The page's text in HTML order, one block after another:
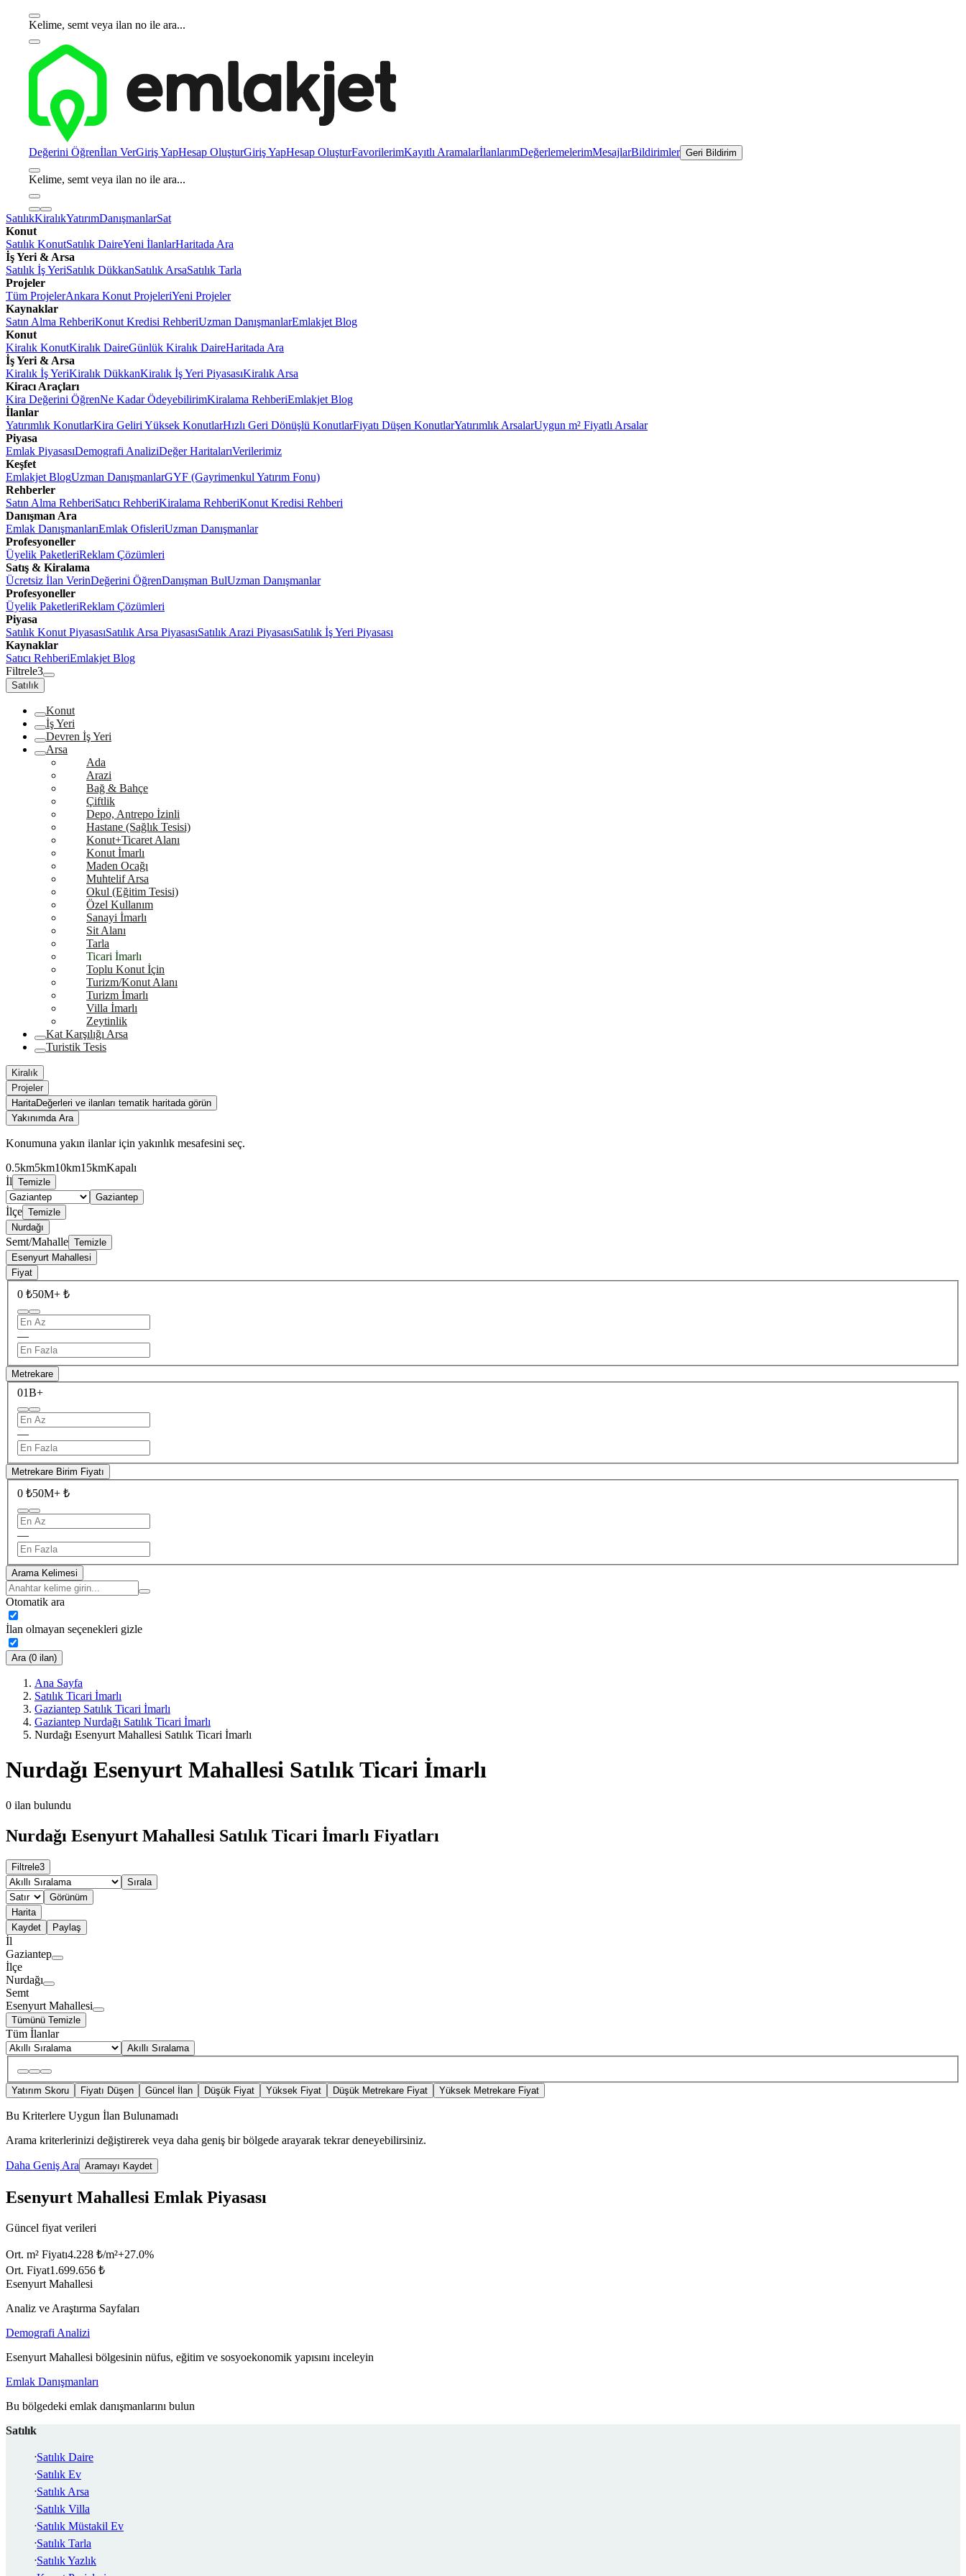
Kelime, semt veya ilan no ile ara...
Değerini Öğrenİlan VerGiriş YapHesap OluşturGiriş YapHesap OluşturFavorilerimKayıtlı AramalarİlanlarımDeğerlemelerimMesajlarBildirimler Geri Bildirim
Kelime, semt veya ilan no ile ara...
SatılıkKiralıkYatırımDanışmanlarSat
Konut
Satılık KonutSatılık DaireYeni İlanlarHaritada Ara
İş Yeri & Arsa
Satılık İş YeriSatılık DükkanSatılık ArsaSatılık Tarla
Projeler
Tüm ProjelerAnkara Konut ProjeleriYeni Projeler
Kaynaklar
Satın Alma RehberiKonut Kredisi RehberiUzman DanışmanlarEmlakjet Blog
Konut
Kiralık KonutKiralık DaireGünlük Kiralık DaireHaritada Ara
İş Yeri & Arsa
Kiralık İş YeriKiralık DükkanKiralık İş Yeri PiyasasıKiralık Arsa
Kiracı Araçları
Kira Değerini ÖğrenNe Kadar ÖdeyebilirimKiralama RehberiEmlakjet Blog
İlanlar
Yatırımlık KonutlarKira Geliri Yüksek KonutlarHızlı Geri Dönüşlü KonutlarFiyatı Düşen KonutlarYatırımlık ArsalarUygun m² Fiyatlı Arsalar
Piyasa
Emlak PiyasasıDemografi AnaliziDeğer HaritalarıVerilerimiz
Keşfet
Emlakjet BlogUzman DanışmanlarGYF (Gayrimenkul Yatırım Fonu)
Rehberler
Satın Alma RehberiSatıcı RehberiKiralama RehberiKonut Kredisi Rehberi
Danışman Ara
Emlak DanışmanlarıEmlak OfisleriUzman Danışmanlar
Profesyoneller
Üyelik PaketleriReklam Çözümleri
Satış & Kiralama
Ücretsiz İlan VerinDeğerini ÖğrenDanışman BulUzman Danışmanlar
Profesyoneller
Üyelik PaketleriReklam Çözümleri
Piyasa
Satılık Konut PiyasasıSatılık Arsa PiyasasıSatılık Arazi PiyasasıSatılık İş Yeri Piyasası
Kaynaklar
Satıcı RehberiEmlakjet Blog
Filtrele3
Satılık
Konut
İş Yeri
Devren İş Yeri
Arsa
Ada
Arazi
Bağ & Bahçe
Çiftlik
Depo, Antrepo İzinli
Hastane (Sağlık Tesisi)
Konut+Ticaret Alanı
Konut İmarlı
Maden Ocağı
Muhtelif Arsa
Okul (Eğitim Tesisi)
Özel Kullanım
Sanayi İmarlı
Sit Alanı
Tarla
Ticari İmarlı
Toplu Konut İçin
Turizm/Konut Alanı
Turizm İmarlı
Villa İmarlı
Zeytinlik
Kat Karşılığı Arsa
Turistik Tesis
Kiralık
Projeler
HaritaDeğerleri ve ilanları tematik haritada görün
Yakınımda Ara
Konumuna yakın ilanlar için yakınlık mesafesini seç.
0.5km5km10km15kmKapalı
İl Temizle
Gaziantep
İlçe Temizle
Nurdağı
Semt/Mahalle Temizle
Esenyurt Mahallesi
Fiyat
0 ₺50M+ ₺
—
Metrekare
01B+
—
Metrekare Birim Fiyatı
0 ₺50M+ ₺
—
Arama Kelimesi
Otomatik ara
İlan olmayan seçenekleri gizle
Ara (0 ilan)
Ana Sayfa
Satılık Ticari İmarlı
Gaziantep Satılık Ticari İmarlı
Gaziantep Nurdağı Satılık Ticari İmarlı
Nurdağı Esenyurt Mahallesi Satılık Ticari İmarlı
Nurdağı Esenyurt Mahallesi Satılık Ticari İmarlı
0 ilan bulundu
Nurdağı Esenyurt Mahallesi Satılık Ticari İmarlı Fiyatları
Filtrele3
Sırala
Görünüm
Harita
Kaydet
Paylaş
İl
Gaziantep
İlçe
Nurdağı
Semt
Esenyurt Mahallesi
Tümünü Temizle
Tüm İlanlar
Akıllı Sıralama
Yatırım Skoru Fiyatı Düşen Güncel İlan Düşük Fiyat Yüksek Fiyat Düşük Metrekare Fiyat Yüksek Metrekare Fiyat
Bu Kriterlere Uygun İlan Bulunamadı
Arama kriterlerinizi değiştirerek veya daha geniş bir bölgede arayarak tekrar deneyebilirsiniz.
Daha Geniş Ara Aramayı Kaydet
Esenyurt Mahallesi Emlak Piyasası
Güncel fiyat verileri
Ort. m² Fiyatı4.228 ₺/m²+27.0%
Ort. Fiyat1.699.656 ₺
Esenyurt Mahallesi
Analiz ve Araştırma Sayfaları
Demografi Analizi
Esenyurt Mahallesi bölgesinin nüfus, eğitim ve sosyoekonomik yapısını inceleyin
Emlak Danışmanları
Bu bölgedeki emlak danışmanlarını bulun
Satılık
Satılık Daire
Satılık Ev
Satılık Arsa
Satılık Villa
Satılık Müstakil Ev
Satılık Tarla
Satılık Yazlık